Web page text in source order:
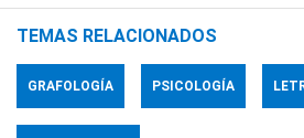
TEMAS RELACIONADOS
GRAFOLOGÍA PSICOLOGÍA